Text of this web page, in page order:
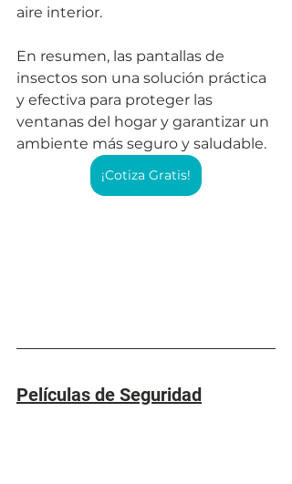
aire interior.
En resumen, las pantallas de
insectos son una solución práctica
y efectiva para proteger las
ventanas del hogar y garantizar un
ambiente más seguro y saludable.
¡Cotiza Gratis!
Películas de Seguridad